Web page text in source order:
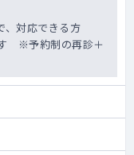
、対応できる方
す ※予約制の再診＋